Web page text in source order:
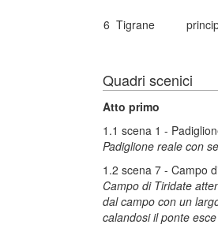
6 Tigrane
Quadri scenici
Atto primo
1.1 scena 1 -
Padiglione reale con
1.2 scena 7 - Campo
Campo di Tiridate
dal campo con un
calandosi il ponte